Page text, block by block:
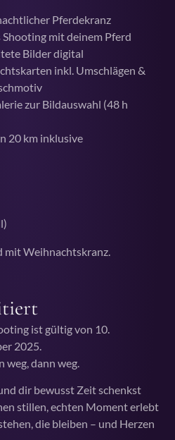
Pferdekranz
mit deinem Pferd
Bilder digital
inkl. Umschlägen &
zur Bildauswahl (48 h
20 km inklusive
ist gültig von 10.
2025.
weg, dann weg.
dir bewusst Zeit schenkst
stillen, echten Moment erlebt
die bleiben – und Herzen